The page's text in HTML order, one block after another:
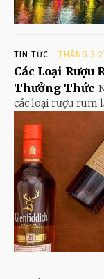
TIN TỨC THÁNG 3
Các Loại Rượu
Thưởng Thức
các loại rượu rum